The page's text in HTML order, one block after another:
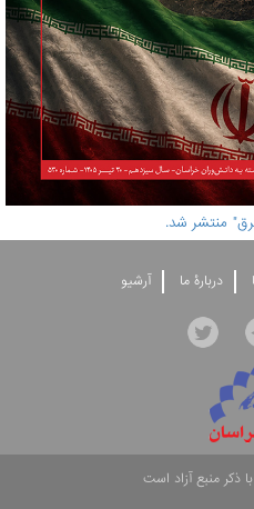
دربارۀ ما آرشيو
ذکر منبع آزاد است